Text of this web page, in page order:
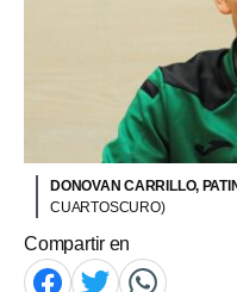
DONOVAN CARRILLO,
CUARTOSCURO)
Compartir en